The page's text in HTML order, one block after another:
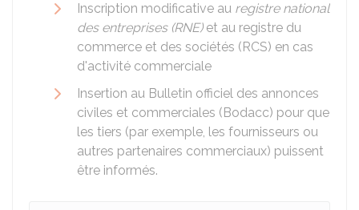
Inscription modificative au registre national
des entreprises (RNE)et au registre du
commerce et des sociétés (RCS) en cas
d'activité commerciale
Insertion au Bulletin officiel des annonces
civiles et commerciales (Bodacc) pour que
les tiers (par exemple, les fournisseurs ou
autres partenaires commerciaux) puissent
être informés.